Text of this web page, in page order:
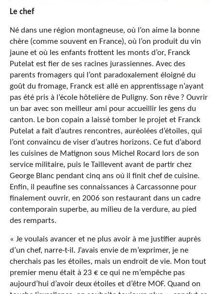
Le chef
Né dans une région montagneuse, où l’on aime la bonne
chère (comme souvent en France), où l’on produit du vin
jaune et où les enfants frottent les monts d’or, Franck
Putelat est fier de ses racines jurassiennes. Avec des
parents fromagers qui l’ont paradoxalement éloigné du
goût du fromage, Franck est allé en apprentissage n’ayant
pas été pris à l’école hôtelière de Puligny. Son rêve ? Ouvrir
un bar avec son meilleur ami pour accueillir les gens du
canton. Le bon copain a laissé tomber le projet et Franck
Putelat a fait d’autres rencontres, auréolées d’étoiles, qui
l’ont convaincu de viser d’autres horizons. Ce fut d’abord
les cuisines de Matignon sous Michel Rocard lors de son
service militaire, puis le Taillevent avant de partir chez
George Blanc pendant cinq ans où il finit chef de cuisine.
Enfin, il peaufine ses connaissances à Carcassonne pour
finalement ouvrir, en 2006 son restaurant dans un cadre
contemporain superbe, au milieu de la verdure, au pied
des remparts.
« Je voulais avancer et ne plus avoir à me justifier auprès
d’un chef, narre-t-il. J’avais envie de m’exprimer, je ne
cherchais pas les étoiles, mais un endroit de vie. Mon tout
premier menu était à 23 € ce qui ne m’empêche pas
aujourd’hui d’avoir deux étoiles et d’être MOF. Quand on